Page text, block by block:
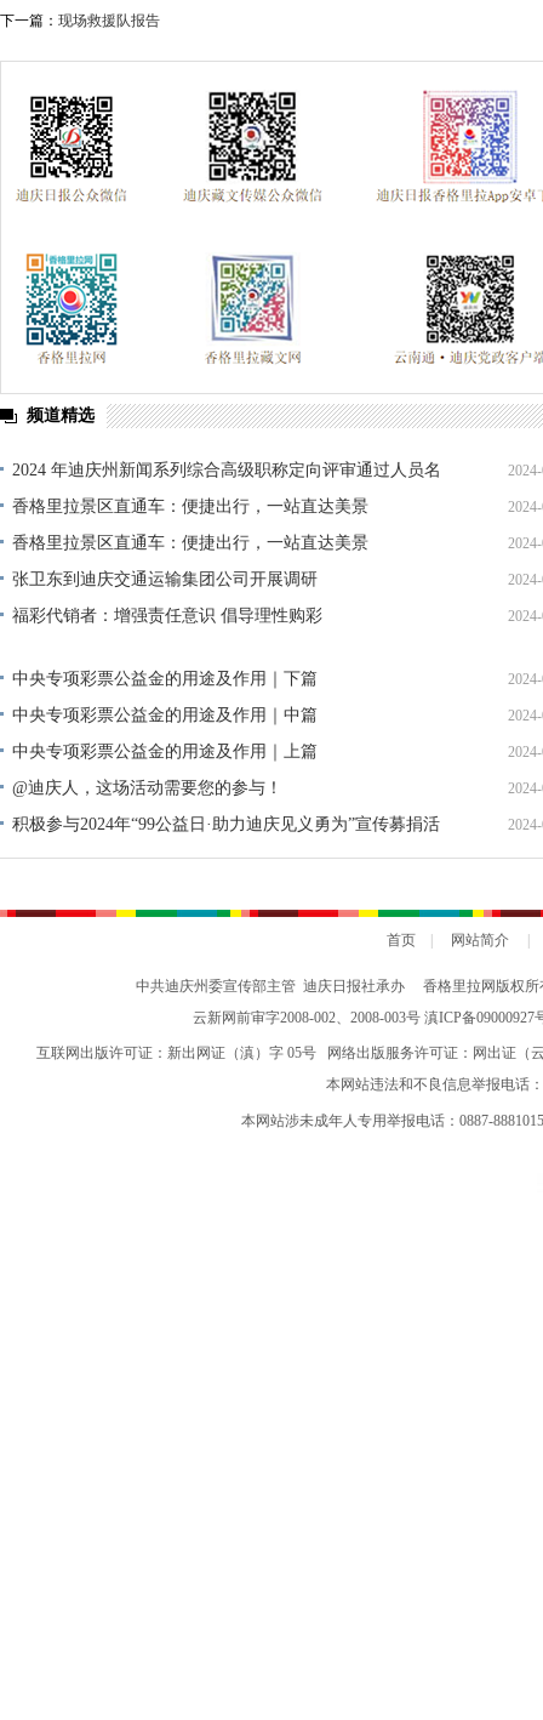
下一篇： 现场救援队报告
频道精选
2024 年迪庆州新闻系列综合高级职称定向评审通过人员名
单公示
香格里拉景区直通车：便捷出行，一站直达美景
香格里拉景区直通车：便捷出行，一站直达美景
张卫东到迪庆交通运输集团公司开展调研
福彩代销者：增强责任意识 倡导理性购彩
中央专项彩票公益金的用途及作用｜下篇
中央专项彩票公益金的用途及作用｜中篇
中央专项彩票公益金的用途及作用｜上篇
@迪庆人，这场活动需要您的参与！
积极参与2024年“99公益日·助力迪庆见义勇为”宣传募捐活
动倡议书